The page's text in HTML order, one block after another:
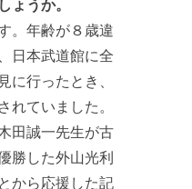
ょうか。
。年齢が８歳違
日本武道館に全
に行ったとき、
れていました。
田誠一先生が古
勝した外山光利
から応援した記